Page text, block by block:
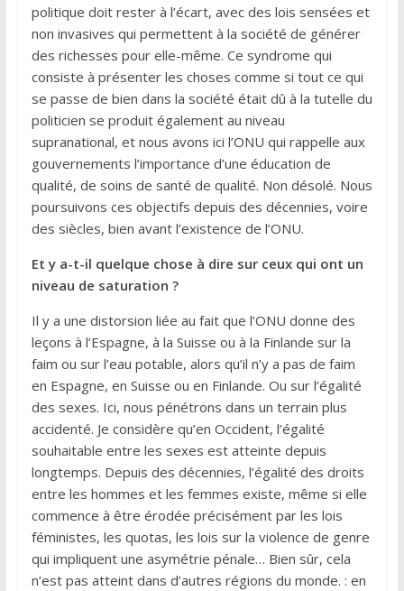
politique doit rester à l’écart, avec des lois sensées et
non invasives qui permettent à la société de générer
des richesses pour elle-même. Ce syndrome qui
consiste à présenter les choses comme si tout ce qui
se passe de bien dans la société était dû à la tutelle du
politicien se produit également au niveau
supranational, et nous avons ici l’ONU qui rappelle aux
gouvernements l’importance d’une éducation de
qualité, de soins de santé de qualité. Non désolé. Nous
poursuivons ces objectifs depuis des décennies, voire
des siècles, bien avant l’existence de l’ONU.
Et y a-t-il quelque chose à dire sur ceux qui ont un
niveau de saturation ?
Il y a une distorsion liée au fait que l’ONU donne des
leçons à l’Espagne, à la Suisse ou à la Finlande sur la
faim ou sur l’eau potable, alors qu’il n’y a pas de faim
en Espagne, en Suisse ou en Finlande. Ou sur l’égalité
des sexes. Ici, nous pénétrons dans un terrain plus
accidenté. Je considère qu’en Occident, l’égalité
souhaitable entre les sexes est atteinte depuis
longtemps. Depuis des décennies, l’égalité des droits
entre les hommes et les femmes existe, même si elle
commence à être érodée précisément par les lois
féministes, les quotas, les lois sur la violence de genre
qui impliquent une asymétrie pénale… Bien sûr, cela
n’est pas atteint dans d’autres régions du monde. : en